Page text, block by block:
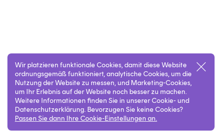
Wir platzieren funktionale Cookies, damit diese Website
ordnungsgemäß funktioniert, analytische Cookies, um die
Nutzung der Website zu messen, und Marketing-Cookies,
um Ihr Erlebnis auf der Website noch besser zu machen.
Weitere Informationen finden Sie in unserer Cookie- und
Datenschutzerklärung. Bevorzugen Sie keine Cookies?
Passen Sie dann Ihre Cookie-Einstellungen an.